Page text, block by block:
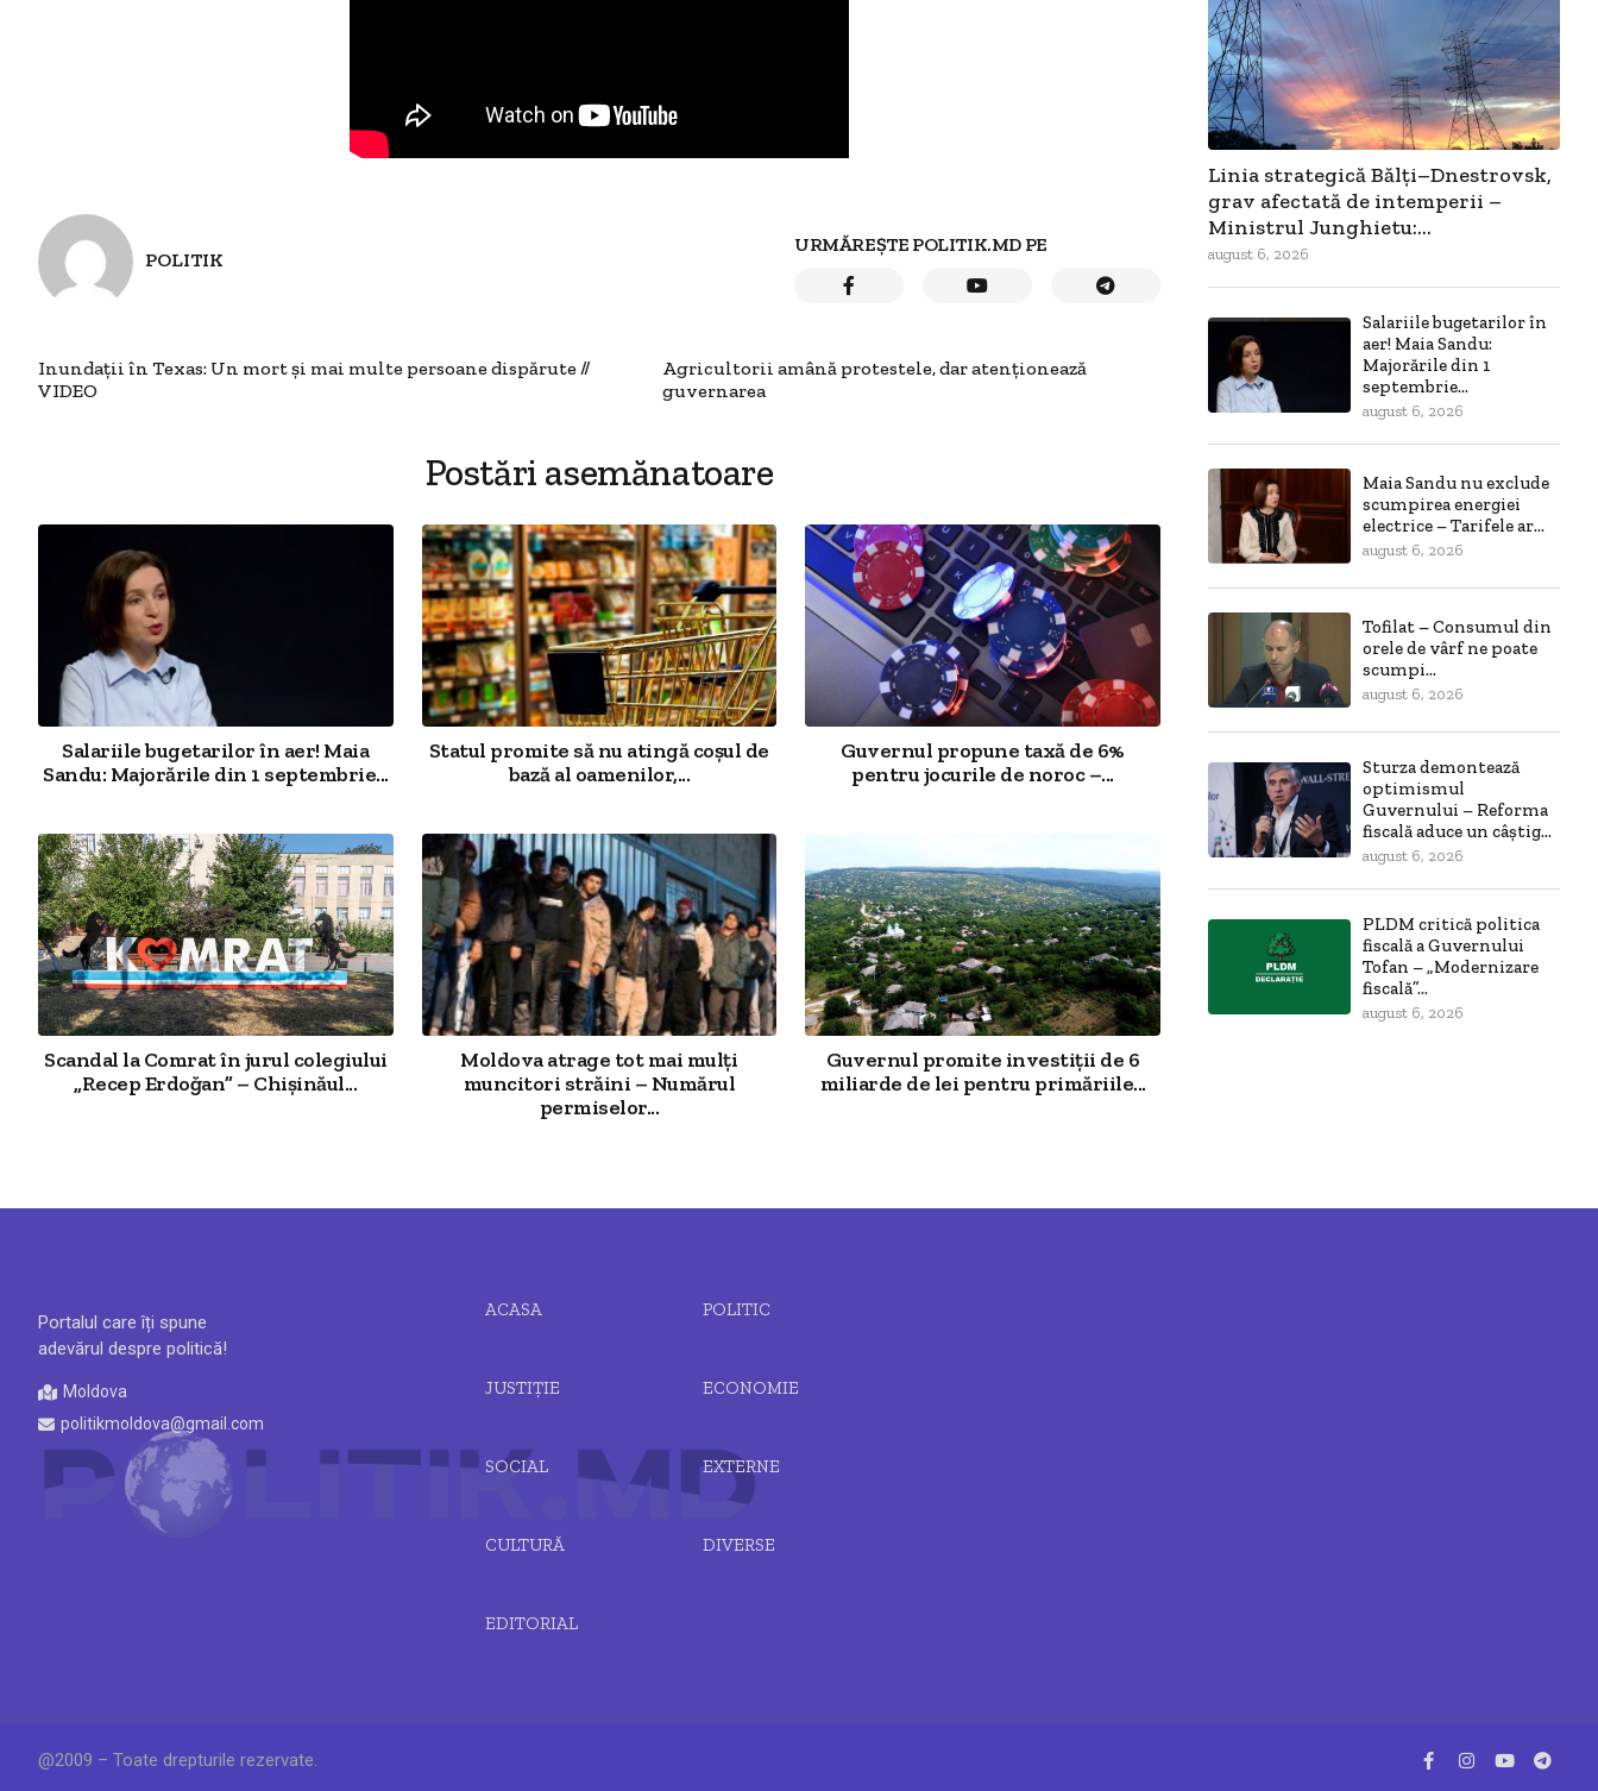
POLITIK
URMĂREȘTE POLITIK.MD PE
Inundații în Texas: Un mort și mai multe persoane dispărute //
VIDEO
Agricultorii amână protestele, dar atenționează
guvernarea
Postări asemănatoare
Salariile bugetarilor în aer! Maia
Sandu: Majorările din 1 septembrie...
Statul promite să nu atingă coșul de
bază al oamenilor,...
Guvernul propune taxă de 6%
pentru jocurile de noroc –...
Scandal la Comrat în jurul colegiului
„Recep Erdoğan” – Chișinăul...
Moldova atrage tot mai mulți
muncitori străini – Numărul
permiselor...
Guvernul promite investiții de 6
miliarde de lei pentru primăriile...
Linia strategică Bălți–Dnestrovsk,
grav afectată de intemperii –
Ministrul Junghietu:...
august 6, 2026
Salariile bugetarilor în
aer! Maia Sandu:
Majorările din 1
septembrie...
august 6, 2026
Maia Sandu nu exclude
scumpirea energiei
electrice – Tarifele ar...
august 6, 2026
Tofilat – Consumul din
orele de vârf ne poate
scumpi...
august 6, 2026
Sturza demontează
optimismul
Guvernului – Reforma
fiscală aduce un câștig...
august 6, 2026
PLDM critică politica
fiscală a Guvernului
Tofan – „Modernizare
fiscală”...
august 6, 2026
Portalul care îți spune
adevărul despre politică!
Moldova
politikmoldova@gmail.com
ACASA POLITIC
JUSTIȚIE ECONOMIE
SOCIAL EXTERNE
CULTURĂ DIVERSE
EDITORIAL
@2009 – Toate drepturile rezervate.